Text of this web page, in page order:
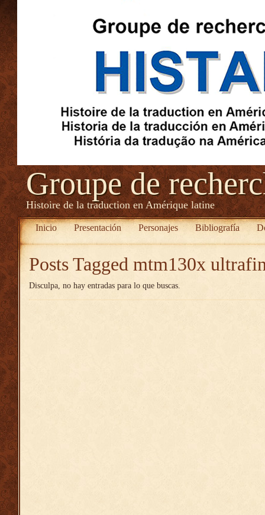
Groupe de
Histoire de la traduction en Amérique latine
Inicio Presentación Personajes Bibliografía
Posts Tagged mtm130x
Disculpa, no hay entradas para lo que buscas.